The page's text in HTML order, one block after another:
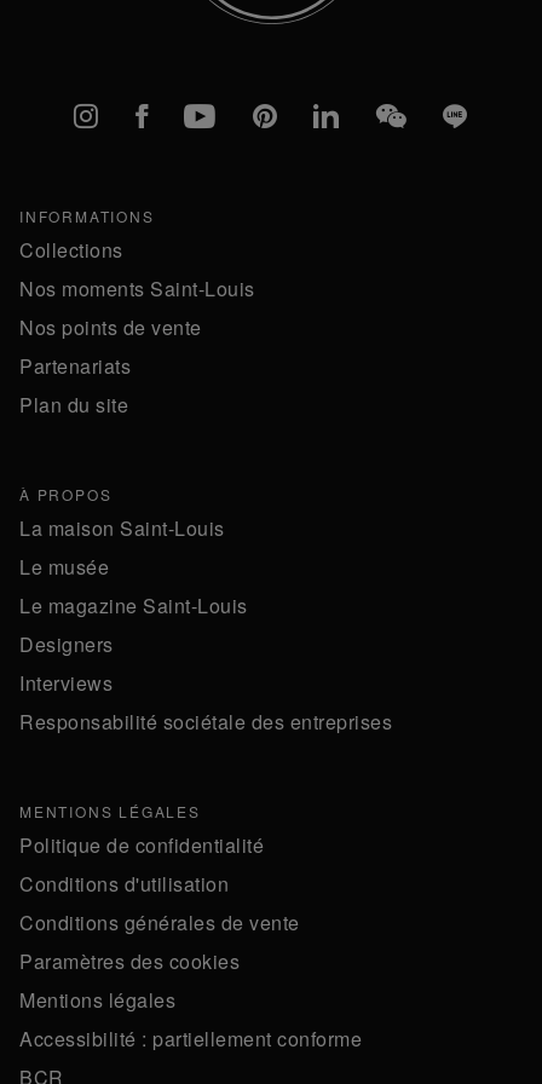
Instagram
FacebookYouTubePinterestlinkedInWeChatLine
INFORMATIONS
Collections
Nos moments Saint-Louis
Nos points de vente
Partenariats
Plan du site
À PROPOS
La maison Saint-Louis
Le musée
Le magazine Saint-Louis
Designers
Interviews
Responsabilité sociétale des entreprises
MENTIONS LÉGALES
Politique de confidentialité
Conditions d'utilisation
Conditions générales de vente
Paramètres des cookies
Mentions légales
Accessibilité : partiellement conforme
BCR